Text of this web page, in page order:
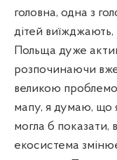
головна, одна з
дітей виїжджають,
Польща дуже
розпочинаючи вже
великою
мапу, я думаю, що
могла б показати,
екосистема